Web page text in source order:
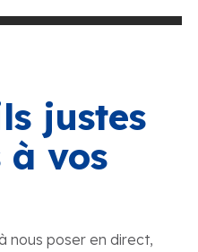
justes
à vos
nous poser en direct,